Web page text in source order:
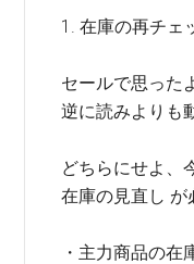
1. 在庫の再チェ
セールで思った
逆に読みよりも
どちらにせよ、
在庫の見直し が
・主力商品の在